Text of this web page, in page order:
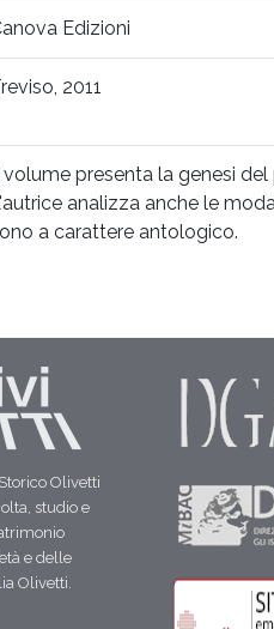
Edizioni
2011
volume presenta la genesi
analizza anche le
a carattere antologico.
Olivetti
studio e
e delle
Olivetti.